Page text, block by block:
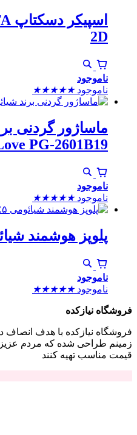
2D
ناموجود
ناموجود ★
★
★
★
★
ماساژور گردنی
PG-2601B19
ناموجود
ناموجود ★
★
★
★
★
پلوپز هوشمند
ناموجود
ناموجود ★
★
★
★
★
فروشگاه نیازکده
فروشگاه نیازکده با هدف انصاف
زمینم طراحی شده که مردم عزیزم
قیمت مناسب تهیه کنند